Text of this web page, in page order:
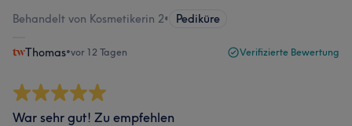
Behandelt von Kosmetikerin 2• Pediküre
Thomas•vor 12 Tagen Verifizierte Bewertung
War sehr gut! Zu empfehlen